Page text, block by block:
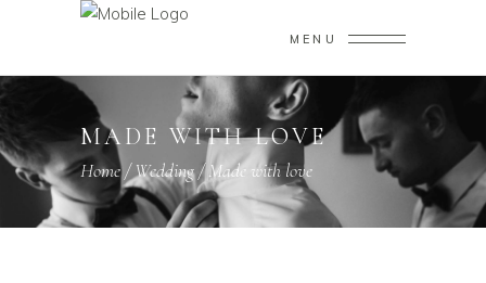
MENU
MADE WITH LOVE
Home/Wedding/Made with love